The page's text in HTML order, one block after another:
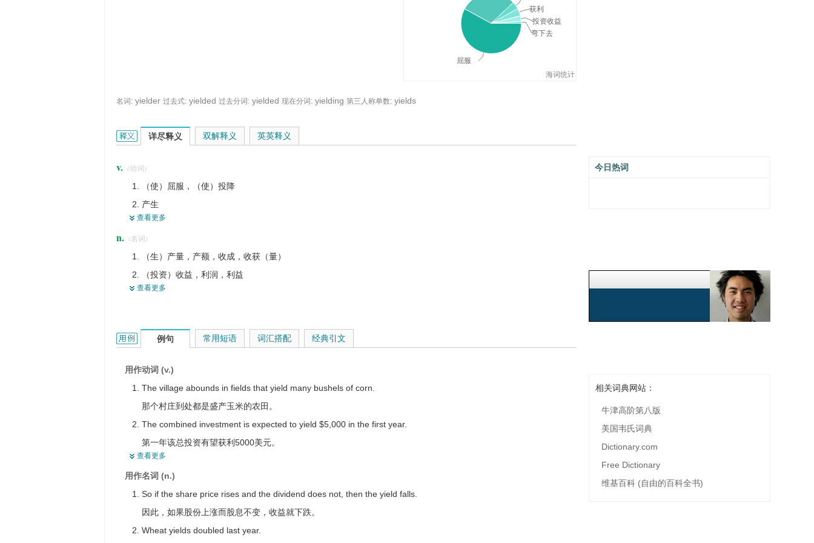
海词统计
屈服
获利
投资收益
弯下去
名词: yielder 过去式: yielded 过去分词: yielded 现在分词: yielding 第三人称单数: yields
yield的英文翻译是什么意思，词典释义与在线翻译：
详尽释义
v. (动词)
（使）屈服，（使）投降
产生
（被迫）放弃，让步
弯曲，屈曲
出产（作物），生产（作物）
同意，应允，答应，不再反对
有收获
给与，让与，让渡，让于，让出，交出，尤指让位于，被...所取代，失去优先地位、领导权等
生出
服从，听从
凹进
结于，结出（果实）
提供
带来
变形
折断
缴出
查看更多
n. (名词)
（生）产量，产额，收成，收获（量）
（投资）收益，利润，利益
出产，生产，产出
回收（率）
击穿
极限
查看更多
双解释义 英英释义
yield的用法和样例：
例句
用作动词 (v.)
The village abounds in fields that yield many bushels of corn.
那个村庄到处都是盛产玉米的农田。
The combined investment is expected to yield $5,000 in the first year.
第一年该总投资有望获利5000美元。
We' ve already made it clear that we will not yield to pressure.
我们已经表明我们不会屈服于压力。
The shelf is beginning to yield under that heavy weight.
架子被那么大的重量压得弯了下去。
查看更多
用作名词 (n.)
So if the share price rises and the dividend does not, then the yield falls.
因此，如果股份上涨而股息不变，收益就下跌。
Wheat yields doubled last year.
常用短语 词汇搭配 经典引文
今日热词
相关词典网站：
牛津高阶第八版
美国韦氏词典
Dictionary.com
Free Dictionary
维基百科 (自由的百科全书)